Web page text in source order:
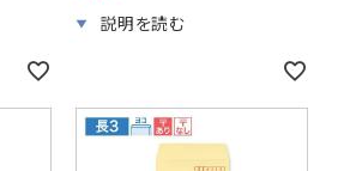
プリンター
Cuoretti